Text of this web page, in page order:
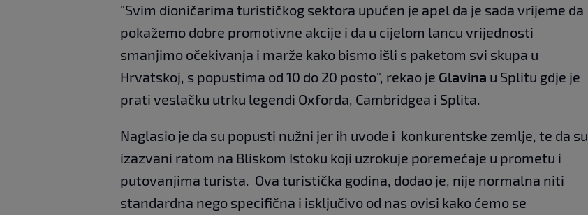
"Svim dioničarima turističkog sektora upućen je apel da je sada vrijeme da
pokažemo dobre promotivne akcije i da u cijelom lancu vrijednosti
smanjimo očekivanja i marže kako bismo išli s paketom svi skupa u
Hrvatskoj, s popustima od 10 do 20 posto", rekao je Glavina u Splitu gdje je
prati veslačku utrku legendi Oxforda, Cambridgea i Splita.
Naglasio je da su popusti nužni jer ih uvode i konkurentske zemlje, te da su
izazvani ratom na Bliskom Istoku koji uzrokuje poremećaje u prometu i
putovanjima turista. Ova turistička godina, dodao je, nije normalna niti
standardna nego specifična i isključivo od nas ovisi kako ćemo se